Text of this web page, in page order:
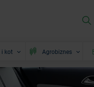
i kot Agrobiznes